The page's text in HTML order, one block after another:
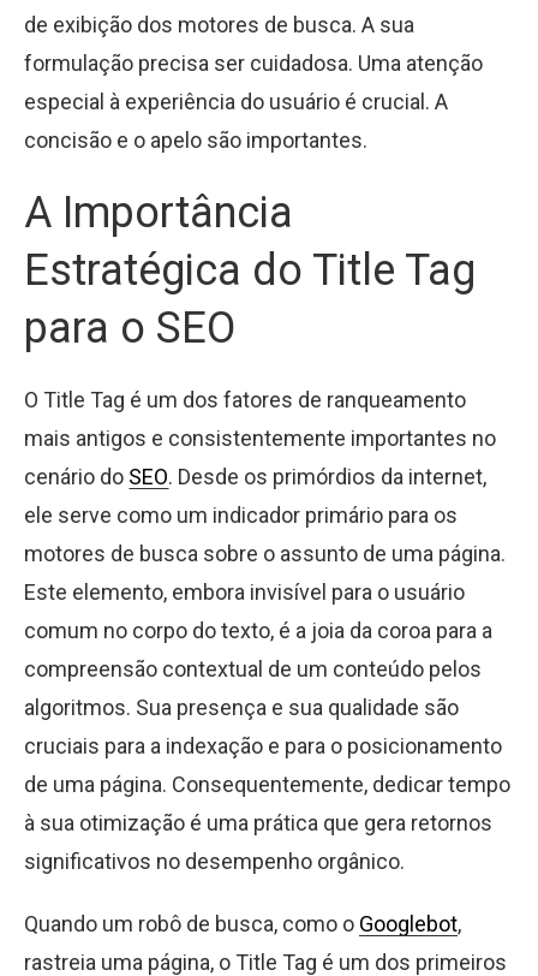
de exibição dos motores de busca. A sua
formulação precisa ser cuidadosa. Uma atenção
especial à experiência do usuário é crucial. A
concisão e o apelo são importantes.
A Importância
Estratégica do Title Tag
para o SEO
O Title Tag é um dos fatores de ranqueamento
mais antigos e consistentemente importantes no
cenário do SEO. Desde os primórdios da internet,
ele serve como um indicador primário para os
motores de busca sobre o assunto de uma página.
Este elemento, embora invisível para o usuário
comum no corpo do texto, é a joia da coroa para a
compreensão contextual de um conteúdo pelos
algoritmos. Sua presença e sua qualidade são
cruciais para a indexação e para o posicionamento
de uma página. Consequentemente, dedicar tempo
à sua otimização é uma prática que gera retornos
significativos no desempenho orgânico.
Quando um robô de busca, como o Googlebot,
rastreia uma página, o Title Tag é um dos primeiros